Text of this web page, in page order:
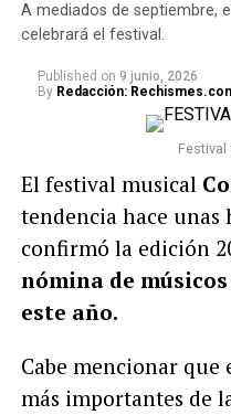
A mediados de septiembre,
celebrará el festival.
Published on 9 junio, 2026
By Redacción:
El festival musical
tendencia hace unas
confirmó la edición
nómina de
este año.
Cabe mencionar que
más importantes de